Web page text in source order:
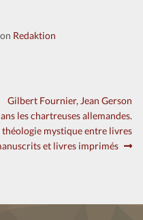
Redaktion
Nächster
Beitrag:
Gilbert Fournier, Jean Gerson
les chartreuses allemandes.
théologie mystique entre livres
et livres imprimés